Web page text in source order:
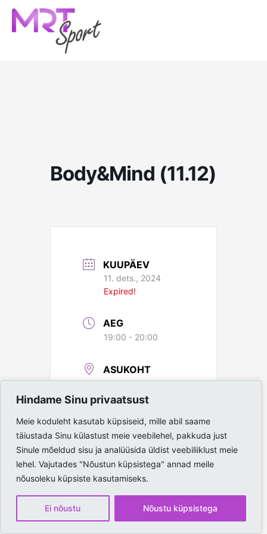
Hindame Sinu privaatsust
Meie koduleht kasutab küpsiseid, mille abil saame
täiustada Sinu külastust meie veebilehel, pakkuda just
Sinule mõeldud sisu ja analüüsida üldist veebiliiklust meie
lehel. Vajutades "Nõustun küpsistega" annad meile
nõusoleku küpsiste kasutamiseks.
Ei nõustu Nõustu küpsistega
content
Body&Mind (11.12)
KUUPÄEV
11. dets., 2024
Expired!
AEG
19:00 - 20:00
ASUKOHT